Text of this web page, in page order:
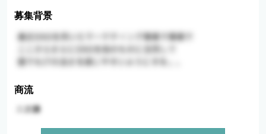
募集背景
商流